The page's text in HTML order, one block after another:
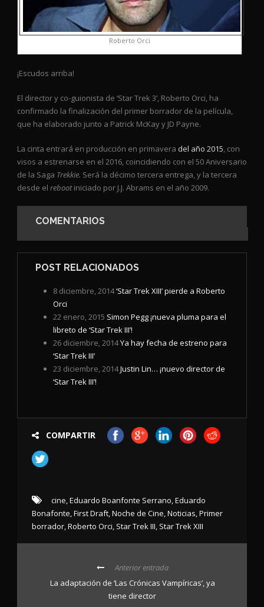
Roberto Orci
¡Escudos arriba!
El director y co-guionista de ‘Star Trek 3’, Roberto Orci, ha
confirmado la finalización del primer borrador de la película,
que ha elaborado junto a Patrick McKay y JD Payne.
La cinta entrará en producción en primavera del año 2015, con
visos a estrenarse en el 2016, coincidiendo con el 50 Aniversario
de la Saga Trekkie. Será la décimo tercera entrega, y la tercera
desde el rebootiniciado por J.J. Abrams en el año 2009.
COMENTARIOS
POST RELACIONADOS
8 diciembre, 2014‘Star Trek XIII’ pierde a Roberto
Orci
22 enero, 2015 Simon Pegg ¡nueva pluma para el
libreto de ‘Star Trek III’!
26 diciembre, 2014Ya hay fecha de estreno para
‘Star Trek III’
23 diciembre, 2014Justin Lin… ¡nuevo director de
‘Star Trek III’!
COMPARTIR
cine,Eduardo Boanfonte Serrano,Eduardo
Bonafonte,First Draft,Noche de Cine,Noticias,Primer
borrador,Roberto Orci, Star Trek III, Star Trek XIII
Anterior entrada
La adaptación de ‘Las Crónicas Vampíricas’, ya
tiene director